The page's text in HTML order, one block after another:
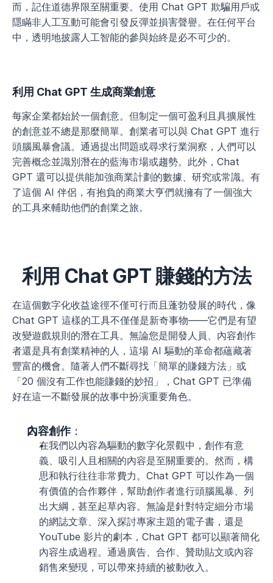
而，記住道德界限至關重要。使用 Chat GPT 欺騙用戶或
隱瞞非人工互動可能會引發反彈並損害聲譽。在任何平台
中，透明地披露人工智能的參與始終是必不可少的。
利用 Chat GPT 生成商業創意
每家企業都始於一個創意。但制定一個可盈利且具擴展性
的創意並不總是那麼簡單。創業者可以與 Chat GPT 進行
頭腦風暴會議。通過提出問題或尋求行業洞察，人們可以
完善概念並識別潛在的藍海市場或趨勢。此外，Chat
GPT 還可以提供能加強商業計劃的數據、研究或常識。有
了這個 AI 伴侶，有抱負的商業大亨們就擁有了一個強大
的工具來輔助他們的創業之旅。
利用 Chat GPT 賺錢的方法
在這個數字化收益途徑不僅可行而且蓬勃發展的時代，像
Chat GPT 這樣的工具不僅僅是新奇事物——它們是有望
改變遊戲規則的潛在工具。無論您是開發人員、內容創作
者還是具有創業精神的人，這場 AI 驅動的革命都蘊藏著
豐富的機會。隨著人們不斷尋找「簡單的賺錢方法」或
「20 個沒有工作也能賺錢的妙招」，Chat GPT 已準備
好在這一不斷發展的故事中扮演重要角色。
內容創作：
在我們以內容為驅動的數字化景觀中，創作有意
義、吸引人且相關的內容是至關重要的。然而，構
思和執行往往非常費力。Chat GPT 可以作為一個
有價值的合作夥伴，幫助創作者進行頭腦風暴、列
出大綱，甚至起草內容。無論是針對特定細分市場
的網誌文章、深入探討專家主題的電子書，還是
YouTube 影片的劇本，Chat GPT 都可以顯著簡化
內容生成過程。通過廣告、合作、贊助貼文或內容
銷售來變現，可以帶來持續的被動收入。